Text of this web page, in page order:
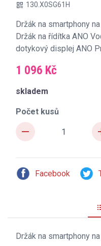
qr_code 130.X0SG61H
Držák na smartphony
Držák na řídítka ANO
dotykový displej ANO
1 096 Kč
skladem
Počet kusů
remove
Facebook
Držák na smartphony